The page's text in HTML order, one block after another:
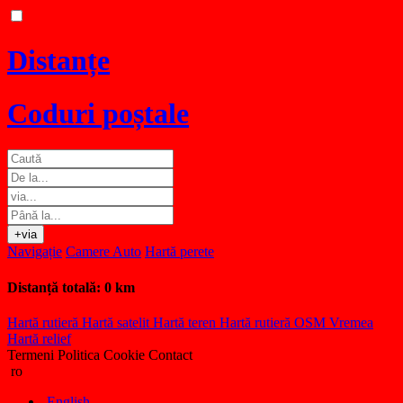
Distanțe
Coduri poștale
+via
Navigație Camere Auto Hartă perete
Distanță totală: 0 km
Hartă rutieră Hartă satelit Hartă teren Hartă rutieră OSM Vremea
Hartă relief
Termeni Politica Cookie Contact
ro